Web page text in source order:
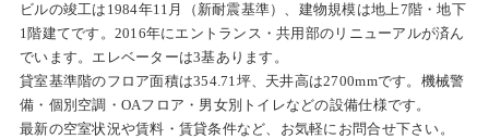
ビルの竣工は1984年11月（新耐震基準）、建物規模は地上7階・地下
1階建てです。2016年にエントランス・共用部のリニューアルが済ん
でいます。エレベーターは3基あります。
貸室基準階のフロア面積は354.71坪、天井高は2700mmです。機械警
備・個別空調・OAフロア・男女別トイレなどの設備仕様です。
最新の空室状況や賃料・賃貸条件など、お気軽にお問合せ下さい。